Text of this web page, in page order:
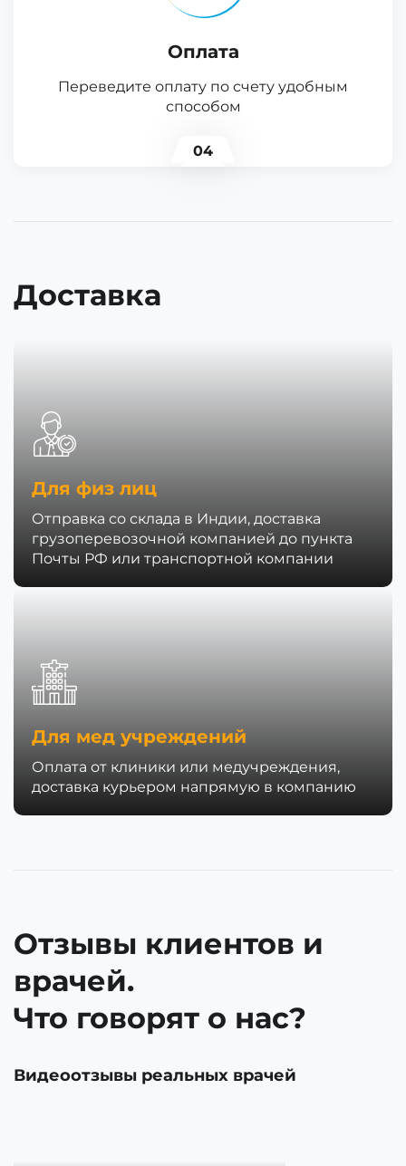
Оплата
Переведите оплату по счету удобным
способом
04
Доставка
Для физ лиц
Отправка со склада в Индии, доставка
грузоперевозочной компанией до пункта
Почты РФ или транспортной компании
Для мед учреждений
Оплата от клиники или медучреждения,
доставка курьером напрямую в компанию
Отзывы клиентов и
врачей.
Что говорят о нас?
Видеоотзывы реальных врачей